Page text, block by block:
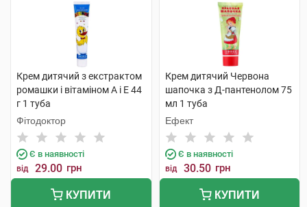
Крем дитячий з екстрактом
ромашки і вітаміном А і Е 44
г 1 туба
Фітодоктор
Є в наявності
від 29.00 грн
КУПИТИ
Крем дитячий Червона
шапочка з Д-пантенолом 75
мл 1 туба
Ефект
Є в наявності
від 30.50 грн
КУПИТИ